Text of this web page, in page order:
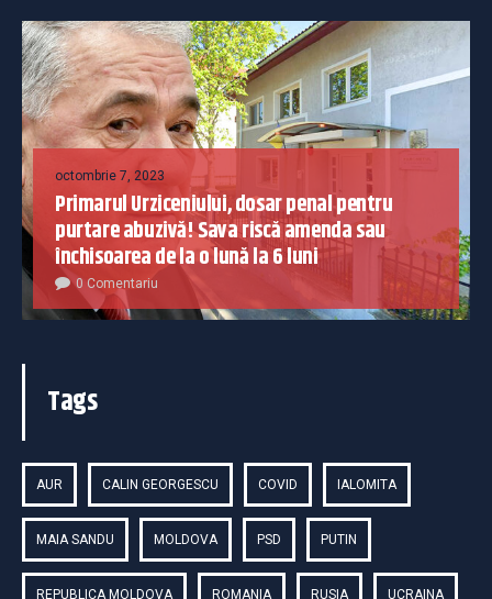
octombrie 7, 2023
Primarul Urziceniului, dosar penal pentru
purtare abuzivă! Sava riscă amenda sau
închisoarea de la o lună la 6 luni
0 Comentariu
Tags
AUR CALIN GEORGESCU COVID IALOMITA
MAIA SANDU MOLDOVA PSD PUTIN
REPUBLICA MOLDOVA ROMANIA RUSIA UCRAINA